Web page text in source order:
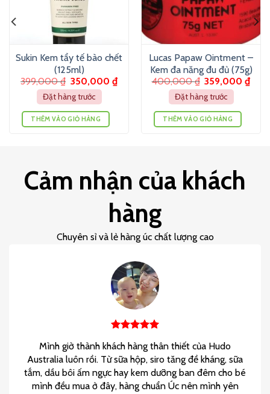
Sukin Kem tẩy tế bào chết
(125ml)
399,000₫ 350,000 ₫
Đặt hàng trước
THÊM VÀO GIỎ HÀNG
Lucas Papaw Ointment –
Kem đa năng đu đủ (75g)
400,000₫ 359,000₫
Đặt hàng trước
THÊM VÀO GIỎ HÀNG
Cảm nhận của khách
hàng
Chuyên sỉ và lẻ hàng úc chất lượng cao
Mình giờ thành khách hàng thân thiết của Hudo
Australia luôn rồi. Từ sữa hộp, siro tăng đề kháng, sữa
tắm, dầu bôi ấm ngực hay kem dưỡng ban đêm cho bé
mình đều mua ở đây, hàng chuẩn Úc nên mình yên